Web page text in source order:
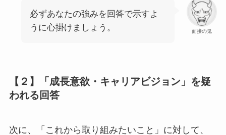
面接の鬼
必ずあなたの強みを回答で示すよ
うに心掛けましょう。
【２】「成長意欲・キャリアビジョン」を疑
われる回答
次に、「これから取り組みたいこと」に対して、